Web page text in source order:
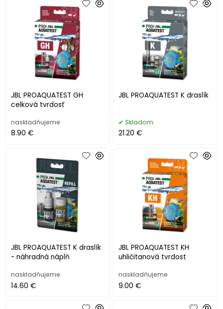
JBL PROAQUATEST GH
celková tvrdosť
naskladňujeme
8.90 €
JBL PROAQUATEST K draslík
Skladom
21.20 €
JBL PROAQUATEST K draslík
- náhradná náplň
naskladňujeme
14.60 €
JBL PROAQUATEST KH
uhličitanová tvrdost
naskladňujeme
9.00 €